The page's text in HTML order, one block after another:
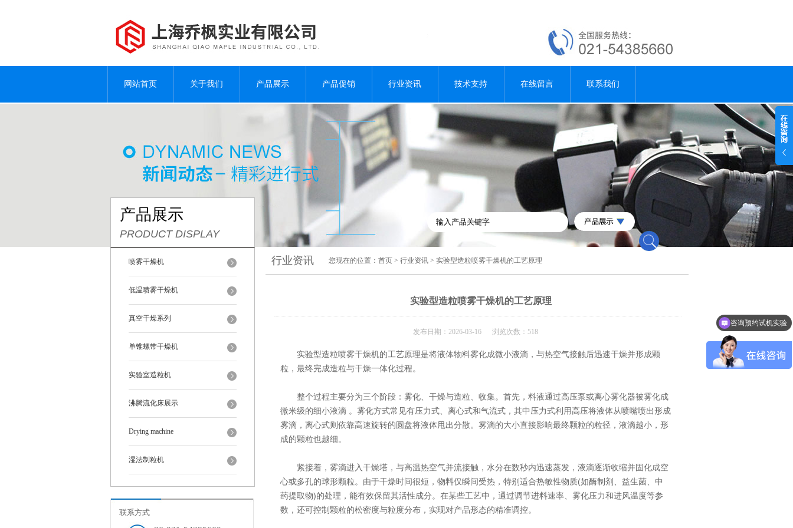
网站首页 关于我们 产品展示 产品促销 行业资讯 技术支持 在线留言 联系我们
产品展示
PRODUCT DISPLAY
喷雾干燥机
低温喷雾干燥机
真空干燥系列
单锥螺带干燥机
实验室造粒机
沸腾流化床展示
Drying machine
湿法制粒机
联系方式
行业资讯 您现在的位置： 首页 > 行业资讯 > 实验型造粒喷雾干燥机的工艺原理
实验型造粒喷雾干燥机的工艺原理
发布日期：2026-03-16 浏览次数：518
实验型造粒喷雾干燥机的工艺原理是将液体物料雾化成微小液滴，与热空气接触后迅速干燥并形成颗
粒，最终完成造粒与干燥一体化过程‌。
整个过程主要分为三个阶段：雾化、干燥与造粒、收集。首先，料液通过高压泵或离心雾化器被雾化成
微米级的细小液滴 。雾化方式常见有压力式、离心式和气流式，其中压力式利用高压将液体从喷嘴喷出形成
雾滴，离心式则依靠高速旋转的圆盘将液体甩出分散。雾滴的大小直接影响最终颗粒的粒径，液滴越小，形
成的颗粒也越细。
紧接着，雾滴进入干燥塔，与高温热空气并流接触，水分在数秒内迅速蒸发，液滴逐渐收缩并固化成空
心或多孔的球形颗粒。由于干燥时间很短，物料仅瞬间受热，特别适合热敏性物质(如酶制剂、益生菌、中
药提取物)的处理，能有效保留其活性成分。在某些工艺中，通过调节进料速率、雾化压力和进风温度等参
数，还可控制颗粒的松密度与粒度分布，实现对产品形态的精准调控。
咨询预约试机实验